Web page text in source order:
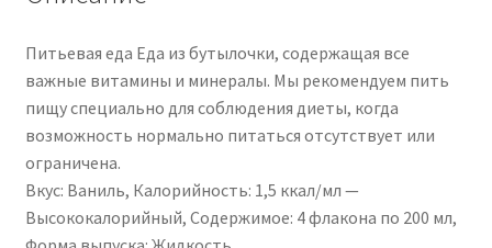
Питьевая еда Еда из бутылочки, содержащая все
важные витамины и минералы. Мы рекомендуем пить
пищу специально для соблюдения диеты, когда
возможность нормально питаться отсутствует или
ограничена.
Вкус: Ваниль, Калорийность: 1,5 ккал/мл —
Высококалорийный, Содержимое: 4 флакона по 200 мл,